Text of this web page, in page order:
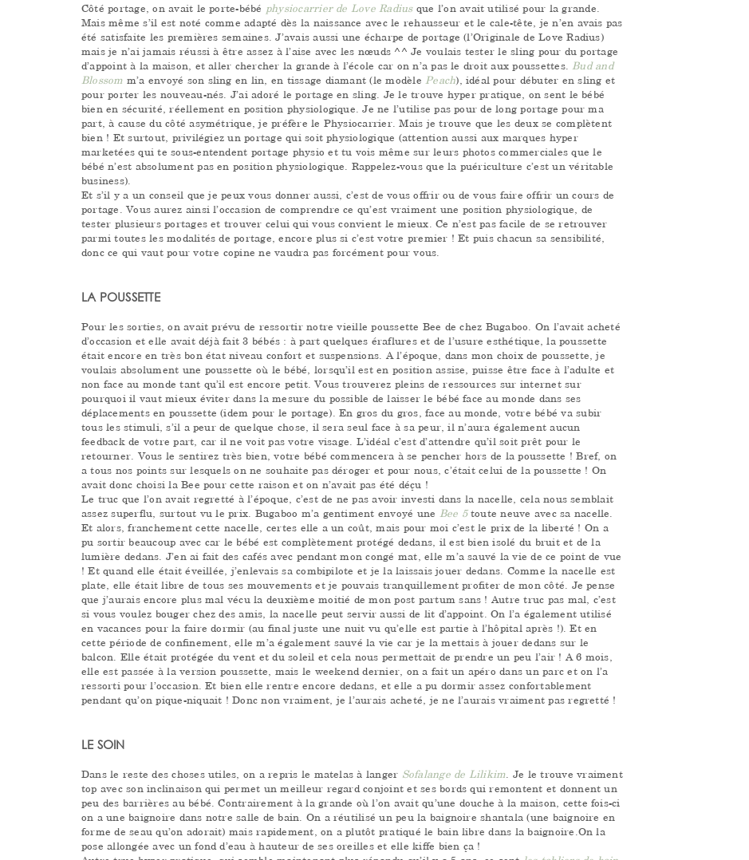
Côté portage, on avait le porte-bébé physiocarrier de Love Radiusque l’on avait utilisé pour la grande.
Mais même s’il est noté comme adapté dès la naissance avec le rehausseur et le cale-tête, je n’en avais pas
été satisfaite les premières semaines. J’avais aussi une écharpe de portage (l’Originale de Love Radius)
mais je n’ai jamais réussi à être assez à l’aise avec les nœuds ^^ Je voulais tester le sling pour du portage
d’appoint à la maison, et aller chercher la grande à l’école car on n’a pas le droit aux poussettes.
Bud and
Blossom m’a envoyé son sling en lin, en tissage diamant (le modèle Peach), idéal pour débuter en sling et
pour porter les nouveau-nés. J’ai adoré le portage en sling. Je le trouve hyper pratique, on sent le bébé
bien en sécurité, réellement en position physiologique. Je ne l’utilise pas pour de long portage pour ma
part, à cause du côté asymétrique, je préfère le Physiocarrier. Mais je trouve que les deux se complètent
bien ! Et surtout, privilégiez un portage qui soit physiologique (attention aussi aux marques hyper
marketées qui te sous-entendent portage physio et tu vois même sur leurs photos commerciales que le
bébé n’est absolument pas en position physiologique. Rappelez-vous que la puériculture c’est un véritable
business).
Et s’il y a un conseil que je peux vous donner aussi, c’est de vous offrir ou de vous faire offrir un cours de
portage. Vous aurez ainsi l’occasion de comprendre ce qu’est vraiment une position physiologique, de
tester plusieurs portages et trouver celui qui vous convient le mieux. Ce n’est pas facile de se retrouver
parmi toutes les modalités de portage, encore plus si c’est votre premier ! Et puis chacun sa sensibilité,
donc ce qui vaut pour votre copine ne vaudra pas forcément pour vous.
LA POUSSETTE
Pour les sorties, on avait prévu de ressortir notre vieille poussette Bee de chez Bugaboo. On l’avait acheté
d’occasion et elle avait déjà fait 3 bébés : à part quelques éraflures et de l’usure esthétique, la poussette
était encore en très bon état niveau confort et suspensions. A l’époque, dans mon choix de poussette, je
voulais absolument une poussette où le bébé, lorsqu’il est en position assise, puisse être face à l’adulte et
non face au monde tant qu’il est encore petit. Vous trouverez pleins de ressources sur internet sur
pourquoi il vaut mieux éviter dans la mesure du possible de laisser le bébé face au monde dans ses
déplacements en poussette (idem pour le portage). En gros du gros, face au monde, votre bébé va subir
tous les stimuli, s’il a peur de quelque chose, il sera seul face à sa peur, il n’aura également aucun
feedback de votre part, car il ne voit pas votre visage. L’idéal c’est d’attendre qu’il soit prêt pour le
retourner. Vous le sentirez très bien, votre bébé commencera à se pencher hors de la poussette ! Bref, on
a tous nos points sur lesquels on ne souhaite pas déroger et pour nous, c’était celui de la poussette ! On
avait donc choisi la Bee pour cette raison et on n’avait pas été déçu !
Le truc que l’on avait regretté à l’époque, c’est de ne pas avoir investi dans la nacelle, cela nous semblait
assez superflu, surtout vu le prix. Bugaboo m’a gentiment envoyé une Bee 5toute neuve avec sa nacelle.
Et alors, franchement cette nacelle, certes elle a un coût, mais pour moi c’est le prix de la liberté ! On a
pu sortir beaucoup avec car le bébé est complètement protégé dedans, il est bien isolé du bruit et de la
lumière dedans. J’en ai fait des cafés avec pendant mon congé mat, elle m’a sauvé la vie de ce point de vue
! Et quand elle était éveillée, j’enlevais sa combipilote et je la laissais jouer dedans. Comme la nacelle est
plate, elle était libre de tous ses mouvements et je pouvais tranquillement profiter de mon côté. Je pense
que j’aurais encore plus mal vécu la deuxième moitié de mon post partum sans ! Autre truc pas mal, c’est
si vous voulez bouger chez des amis, la nacelle peut servir aussi de lit d’appoint. On l’a également utilisé
en vacances pour la faire dormir (au final juste une nuit vu qu’elle est partie à l’hôpital après !). Et en
cette période de confinement, elle m’a également sauvé la vie car je la mettais à jouer dedans sur le
balcon. Elle était protégée du vent et du soleil et cela nous permettait de prendre un peu l’air ! A 6 mois,
elle est passée à la version poussette, mais le weekend dernier, on a fait un apéro dans un parc et on l’a
ressorti pour l’occasion. Et bien elle rentre encore dedans, et elle a pu dormir assez confortablement
pendant qu’on pique-niquait ! Donc non vraiment, je l’aurais acheté, je ne l’aurais vraiment pas regretté !
LE SOIN
Dans le reste des choses utiles, on a repris le matelas à langer Sofalange de Lilikim. Je le trouve vraiment
top avec son inclinaison qui permet un meilleur regard conjoint et ses bords qui remontent et donnent un
peu des barrières au bébé. Contrairement à la grande où l’on avait qu’une douche à la maison, cette fois-ci
on a une baignoire dans notre salle de bain. On a réutilisé un peu la baignoire shantala (une baignoire en
forme de seau qu’on adorait) mais rapidement, on a plutôt pratiqué le bain libre dans la baignoire.On la
pose allongée avec un fond d’eau à hauteur de ses oreilles et elle kiffe bien ça !